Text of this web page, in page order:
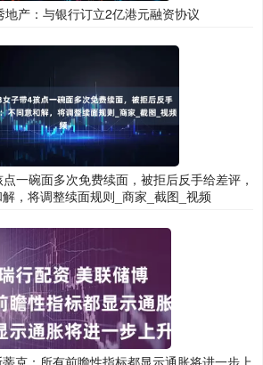
地产：与银行订立2亿港元融资协议
一碗面多次免费续面，被拒后反手给差评，
，将调整续面规则_商家_截图_视频
克：所有前瞻性指标都显示通胀将进一步上